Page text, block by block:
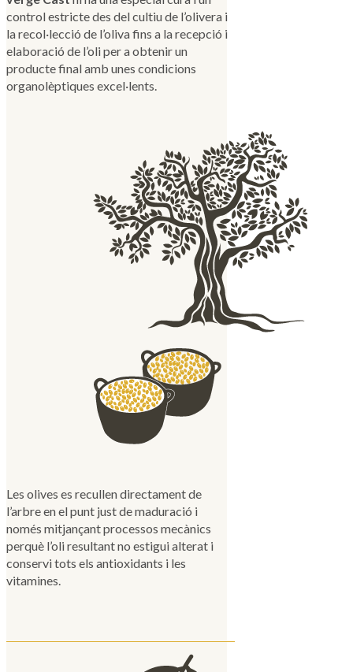
control estricte des del cultiu de l’olivera i
la recol·lecció de l’oliva fins a la recepció i
elaboració de l’oli per a obtenir un
producte final amb unes condicions
organolèptiques excel·lents.
Les olives es recullen directament de
l’arbre en el punt just de maduració i
només mitjançant processos mecànics
perquè l’oli resultant no estigui alterat i
conservi tots els antioxidants i les
vitamines.